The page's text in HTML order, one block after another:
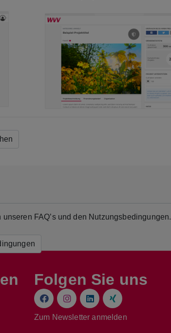
FAQ’s und den Nutzungsbedingungen.
Folgen Sie uns
Zum Newsletter anmelden